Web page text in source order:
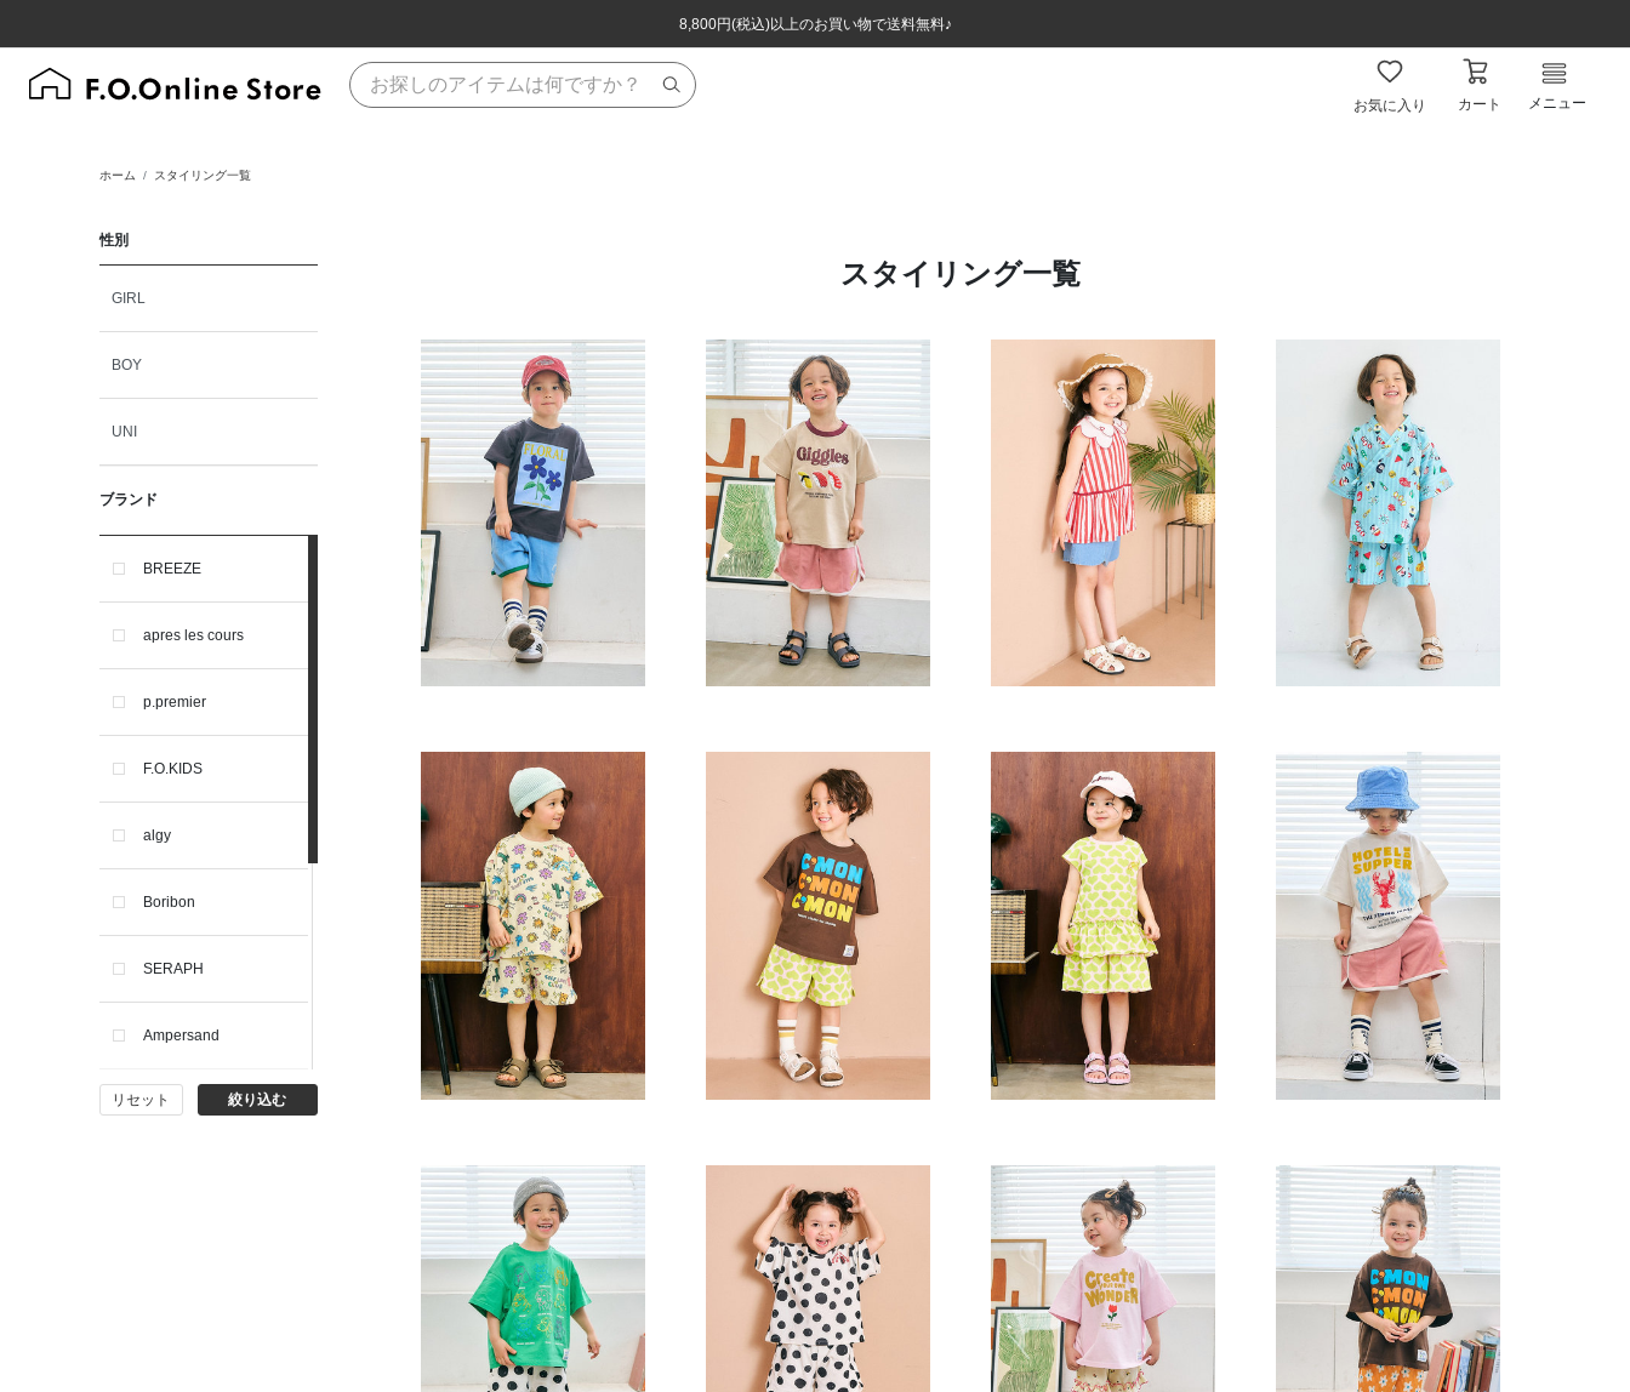
8,800円(税込)以上のお買い物で送料無料♪
ほぼ全品半額！！8/12(水)お昼12:59まで！！
8,800円(税込)以上のお買い物で送料無料♪
ほぼ全品半額！！8/12(水)お昼12:59まで！！
お気に入り カート メニュー
ホーム スタイリング一覧
性別
GIRL
BOY
UNI
ブランド
BREEZE
apres les cours
p.premier
F.O.KIDS
algy
Boribon
SERAPH
Ampersand
BIT'Z
リセット 絞り込む
スタイリング一覧